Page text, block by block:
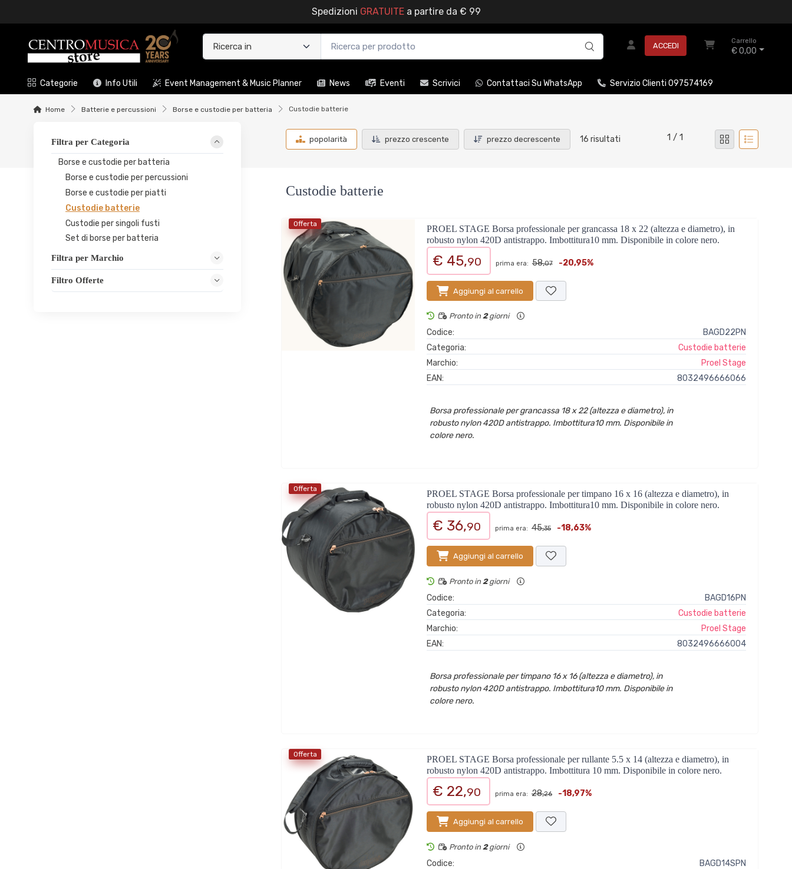
Spedizioni GRATUITEa partire da € 99
ACCEDI
Carrello
€ 0,00
Categorie Info Utili Event Management & Music Planner News Eventi Scrivici Contattaci Su WhatsApp Servizio Clienti 097574169
Home Batterie e percussioni Borse e custodie per batteria Custodie batterie
Filtra per Categoria
Borse e custodie per batteria
Borse e custodie per percussioni
Borse e custodie per piatti
Custodie batterie
Custodie per singoli fusti
Set di borse per batteria
Filtra per Marchio
Filtro Offerte
popolarità prezzo crescente prezzo decrescente 16 risultati 1 / 1
Custodie batterie
Offerta
PROEL STAGE Borsa professionale per grancassa 18 x 22 (altezza e diametro), in
robusto nylon 420D antistrappo. Imbottitura10 mm. Disponibile in colore nero.
€ 45,90 prima era: 58,07 -20,95%
Aggiungi al carrello
Pronto in 2giorni
Codice:
BAGD22PN
Categoria:
Custodie batterie
Marchio:
Proel Stage
EAN:
8032496666066
Borsa professionale per grancassa 18 x 22 (altezza e diametro), in
robusto nylon 420D antistrappo. Imbottitura10 mm. Disponibile in
colore nero.
Offerta
PROEL STAGE Borsa professionale per timpano 16 x 16 (altezza e diametro), in
robusto nylon 420D antistrappo. Imbottitura10 mm. Disponibile in colore nero.
€ 36,90 prima era: 45,35 -18,63%
Aggiungi al carrello
Pronto in 2giorni
Codice:
BAGD16PN
Categoria:
Custodie batterie
Marchio:
Proel Stage
EAN:
8032496666004
Borsa professionale per timpano 16 x 16 (altezza e diametro), in
robusto nylon 420D antistrappo. Imbottitura10 mm. Disponibile in
colore nero.
Offerta
PROEL STAGE Borsa professionale per rullante 5.5 x 14 (altezza e diametro), in
robusto nylon 420D antistrappo. Imbottitura 10 mm. Disponibile in colore nero.
€ 22,90 prima era: 28,26 -18,97%
Aggiungi al carrello
Pronto in 2giorni
Codice:
BAGD14SPN